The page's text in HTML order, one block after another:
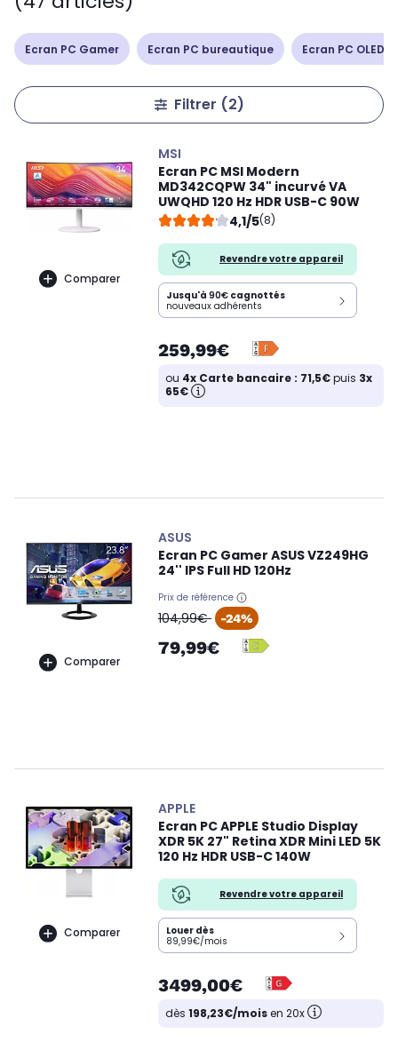
Ecran PC Gamer Ecran PC bureautique Ecran PC OLED /
Filtrer (2)
Comparer
MSI
Ecran PC MSI Modern
MD342CQPW 34" incurvé VA
UWQHD 120 Hz HDR USB-C 90W
4,1/5(8)
Revendre votre appareil
Jusqu'à 90€ cagnottés
nouveaux adhérents
259,99€
ou 4x Carte bancaire : 71,5€puis 3x
65€
Comparer
ASUS
Ecran PC Gamer ASUS VZ249HG
24'' IPS Full HD 120Hz
Prix de référence
oldPrice
104,99€ -24%
79,99€
Comparer
APPLE
Ecran PC APPLE Studio Display
XDR 5K 27" Retina XDR Mini LED 5K
120 Hz HDR USB-C 140W
Revendre votre appareil
Louer dès
89,99€/mois
3499,00€
dès 198,23€/moisen 20x